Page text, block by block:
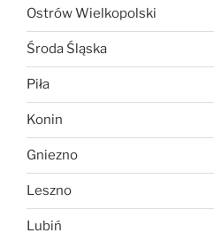
Ostrów Wielkopolski
Środa Śląska
Piła
Konin
Gniezno
Leszno
Lubiń